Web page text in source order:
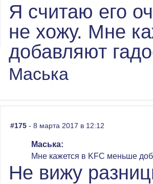
Я считаю его
не хожу. Мне
добавляют
Маська
#175 - 8 марта 2017 в 12:12
Маська:
Мне кажется в KFC меньше
Не вижу